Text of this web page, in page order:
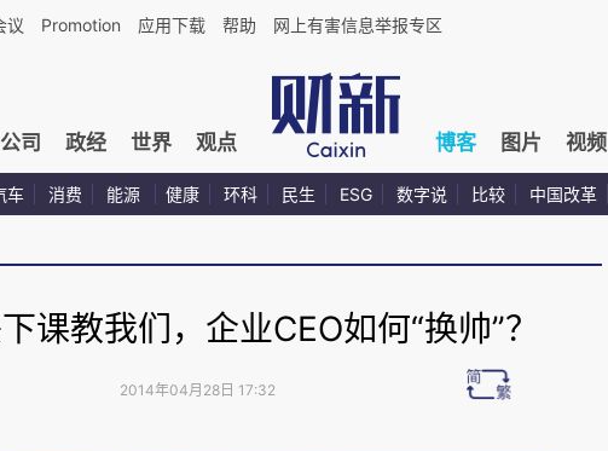
议 Promotion 应用下载 帮助 网上有害信息举报专区
公司 政经 世界 观点 博客 图片 视频
车 消费 能源 健康 环科 民生 ESG 数字说 比较 中国改革
课教我们，企业CEO如何“换帅”？
2014年04月28日 17:32